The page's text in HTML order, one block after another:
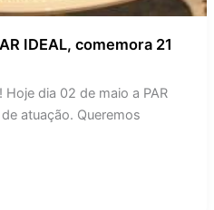
IDEAL, comemora 21
Hoje dia 02 de maio a PAR
atuação. Queremos